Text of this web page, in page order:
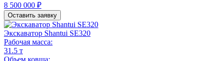
8 500 000 ₽
Оставить заявку
Экскаватор Shantui SE320
Рабочая масса:
31.5 т